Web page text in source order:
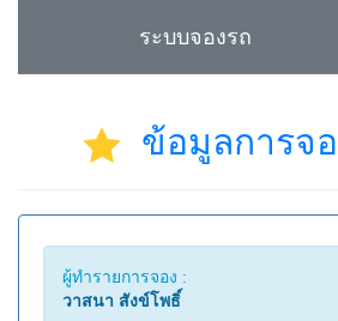
ระบบจองรถ
ข้อมูลการจ
ผู้ทำรายการจอง :
วาสนา สังข์โพธิ์